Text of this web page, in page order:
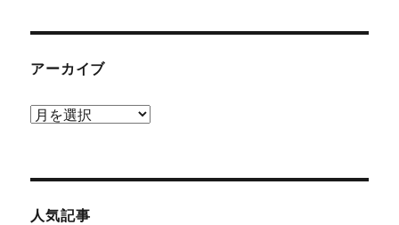
アーカイブ
ア
ブ
人気記事